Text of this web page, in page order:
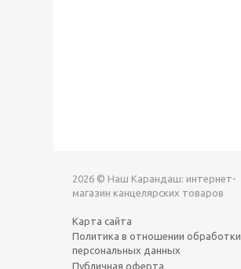
2026 © Наш Карандаш: интернет-
магазин канцелярских товаров
Карта сайта
Политика в отношении обработки
персональных данных
Публичная оферта